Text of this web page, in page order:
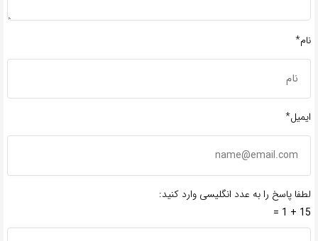
نام*
ایمیل*
لطفا پاسخ را به عدد انگلیسی وارد کنید:
15 + 1 =